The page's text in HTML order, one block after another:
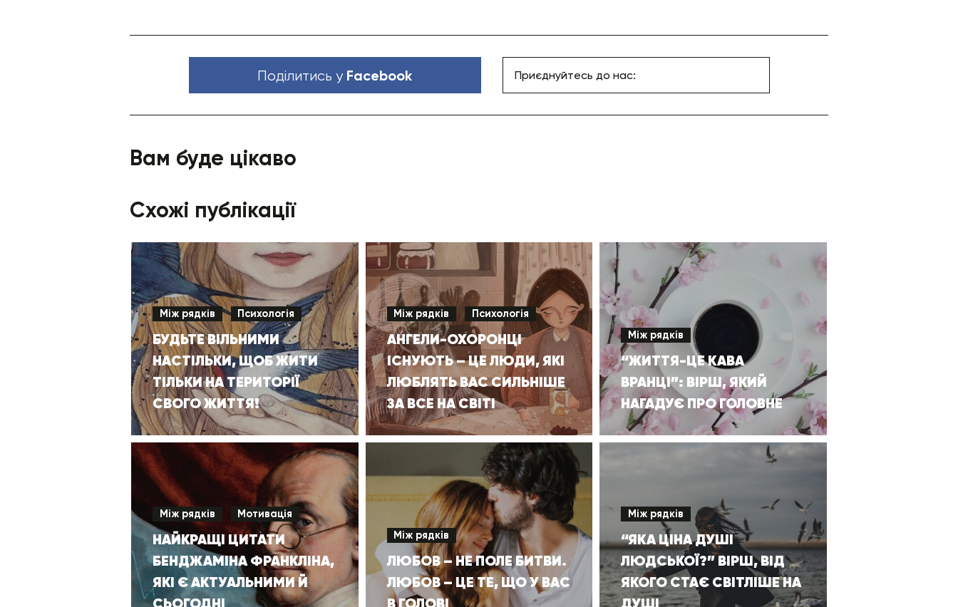
Поділитись у Facebook Приєднуйтесь до нас:
Вам буде цікаво
Схожі публікації
Між рядків Психологія
БУДЬТЕ ВІЛЬНИМИ
НАСТІЛЬКИ, ЩОБ ЖИТИ
ТІЛЬКИ НА ТЕРИТОРІЇ
СВОГО ЖИТТЯ!
Між рядків Психологія
АНГЕЛИ-ОХОРОНЦІ
ІСНУЮТЬ – ЦЕ ЛЮДИ, ЯКІ
ЛЮБЛЯТЬ ВАС СИЛЬНІШЕ
ЗА ВСЕ НА СВІТІ
Між рядків
“ЖИТТЯ-ЦЕ КАВА
ВРАНЦІ”: ВІРШ, ЯКИЙ
НАГАДУЄ ПРО ГОЛОВНЕ
Між рядків Мотивація
НАЙКРАЩІ ЦИТАТИ
БЕНДЖАМІНА ФРАНКЛІНА,
ЯКІ Є АКТУАЛЬНИМИ Й
Між рядків
ЛЮБОВ – НЕ ПОЛЕ БИТВИ.
ЛЮБОВ – ЦЕ ТЕ, ЩО У ВАС
Між рядків
“ЯКА ЦІНА ДУШІ
ЛЮДСЬКОЇ?” ВІРШ, ВІД
ЯКОГО СТАЄ СВІТЛІШЕ НА